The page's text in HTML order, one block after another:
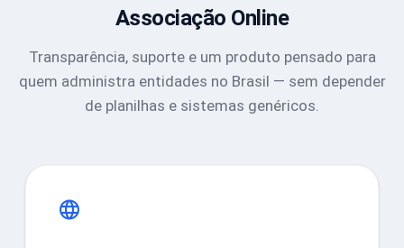
Associação Online
Transparência, suporte e um produto pensado para
quem administra entidades no Brasil — sem depender
de planilhas e sistemas genéricos.